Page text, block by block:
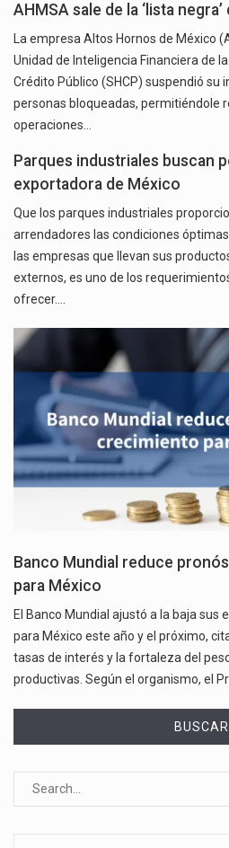
AHMSA sale de la ‘lista
La empresa Altos Hornos de México
Unidad de Inteligencia Financiera de
Crédito Público (SHCP) suspendió su
personas bloqueadas, permitiéndole
operaciones…
Parques industriales buscan
exportadora de México
Que los parques industriales
arrendadores las condiciones
las empresas que llevan sus
externos, es uno de los
ofrecer.…
Banco Mundial reduce
para México
El Banco Mundial ajustó a la baja sus
para México este año y el próximo,
tasas de interés y la fortaleza del
productivas. Según el organismo, el
BUSCAR